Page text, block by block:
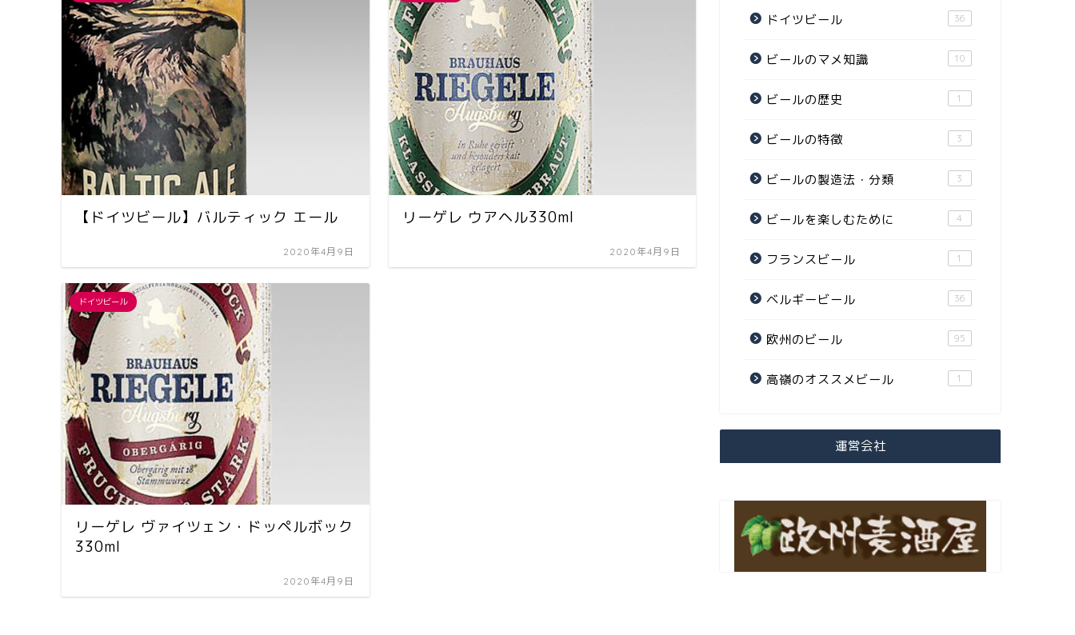
【ドイツビール】バルティック エール
2020年4月9日
リーゲレ ウアヘル330ml
2020年4月9日
ドイツビール
リーゲレ ヴァイツェン・ドッペルボック
330ml
2020年4月9日
ドイツビール 36
ビールのマメ知識 10
ビールの歴史 1
ビールの特徴 3
ビールの製造法・分類 3
ビールを楽しむために 4
フランスビール 1
ベルギービール 36
欧州のビール 95
高嶺のオススメビール 1
運営会社